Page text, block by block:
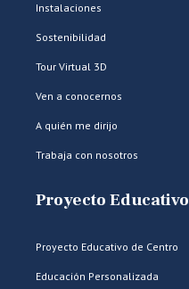
Instalaciones
Sostenibilidad
Tour Virtual 3D
Ven a conocernos
A quién me dirijo
Trabaja con nosotros
Proyecto Educativo
Proyecto Educativo de Centro
Educación Personalizada